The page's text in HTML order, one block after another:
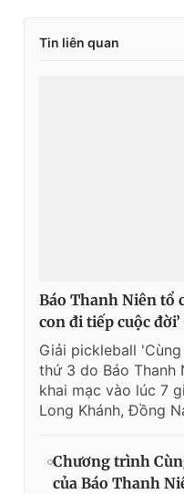
Tin liên quan
Báo Thanh Niên tổ
con đi tiếp cuộc
Giải pickleball
thứ 3 do Báo Thanh
khai mạc vào lúc 7
Long Khánh, Đồng
Chương trình
của Báo Thanh